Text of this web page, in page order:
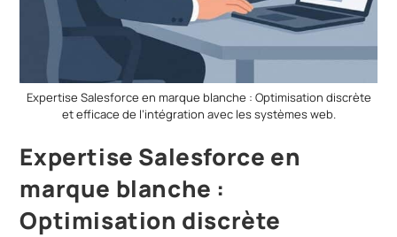
Expertise Salesforce en marque blanche : Optimisation discrète
et efficace de l’intégration avec les systèmes web.
Expertise Salesforce en
marque blanche :
Optimisation discrète